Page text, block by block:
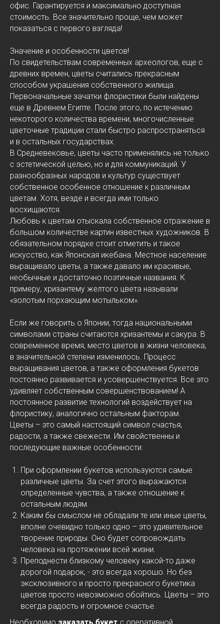
офис. Гарантируется и максимально доступная
стоимость. Все значительно проще, чем может
показаться с первого взгляда!
Значение и особенности цветов!
По свидетельствам современных археологов, еще с
древних времен, цветы считались прекрасным
способом украшения собственного жилища.
Первоначальные зачатки флористики были найдены
еще в Древнем Египте. После этого, по истечению
некоторого количества времени, многочисленные
цветочные традиции стали быстро распространяться
и в остальных государствах.
В Средневековье, цветы часто применялись не только
с эстетической целью, но и для коммуникаций. У
разнообразных народов и культур существует
собственное особенное отношение к различным
цветам. Хотя, везде и всегда ими только
восхищаются.
Любовь к цветам отыскала собственное отражение в
большом количестве картин известных художников. В
обязательном порядке стоит отметить и такое
искусство, как Японская икебана. Местное население
выращивало цветы, а также давало им красивые,
необычные и достаточно поэтичные названия. К
примеру, хризантему желтого цвета называли
«золотым порхающим мотыльком».
Если же говорить о Японии, тогда национальными
символами страны считаются хризантемы и сакура. В
современное время, место цветов в жизни человека,
в значительной степени изменилось. Процесс
выращивания цветов, а также оформления букетов
постоянно развивается и усовершенствуется. Все это
удивляет собственным совершенствованием! А
постоянное развитие технологий воздействует на
флористику, аналогично остальным факторам.
Цветы – это самый настоящий символ счастья,
радости, а также свежести. Им свойственны и
последующие важные особенности:
При оформлении букетов используются самые
различные цветы. За счет этого выражаются
определенные чувства, а также отношение к
остальным людям.
Каким бы смыслом не обладали те или иные цветы,
вполне очевидно только одно – это удивительное
творение природы. Оно будет сопровождать
человека на протяжении всей жизни.
Преподнести близкому человеку какой-то даже
дорогой подарок, - это всегда хорошо. Но без
эксклюзивного и просто прекрасного букетика
цветов просто невозможно обойтись. Цветы – это
всегда радость и огромное счастье.